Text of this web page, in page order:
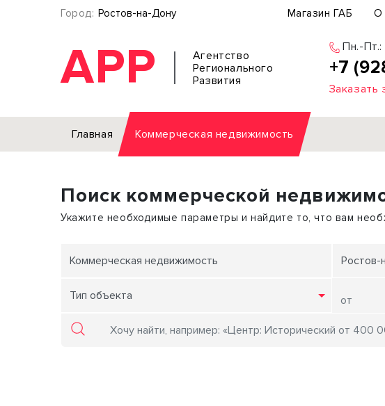
Город: Ростов-на-Дону Магазин ГАБ О
АРР
Агентство
Регионального
Развития
Пн.-Пт.:
+7
Заказать
Главная Коммерческая недвижимость
Офис
Торговое помещение
Склад
Земельный участок
Отдельное здание
Бизнес-центр
Поиск коммерческой
Укажите необходимые параметры и найдите то, что вам
Коммерческая недвижимость Ростов-
Тип объекта